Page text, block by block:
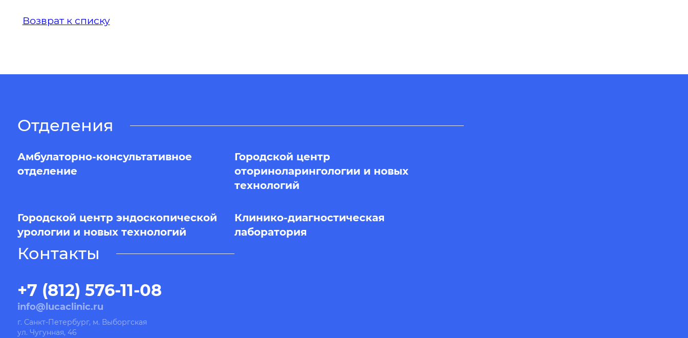
Возврат к списку
Отделения
Амбулаторно-консультативное
отделение
Городской центр
оториноларингологии и новых
технологий
Городской центр эндоскопической
урологии и новых технологий
Клинико-диагностическая
лаборатория
Контакты
+7 (812) 576-11-08
info@lucaclinic.ru
г. Санкт-Петербург, м. Выборгская
ул. Чугунная, 46